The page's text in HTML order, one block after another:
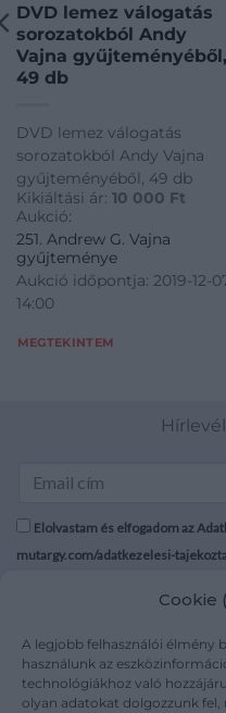
Cookie
A legjobb felhasználói élmény
használunk az
technológiákhoz való
olyan adatokat dolgozzunk fel,
DVD lemez válogatás
sorozatokból Andy
Vajna gyűjteményéből,
49 db
DVD lemez válogatás
sorozatokból Andy Vajna
gyűjteményéből, 49 db
Kikiáltási ár: 10 000 Ft
Aukció:
251. Andrew G. Vajna
gyűjteménye
Aukció időpontja: 2019-12-
14:00
MEGTEKINTEM
Elolvastam és elfogadom az
mutargy.com/adatkezelesi-
Médiaajánlat
Karrier
Kapcsolat